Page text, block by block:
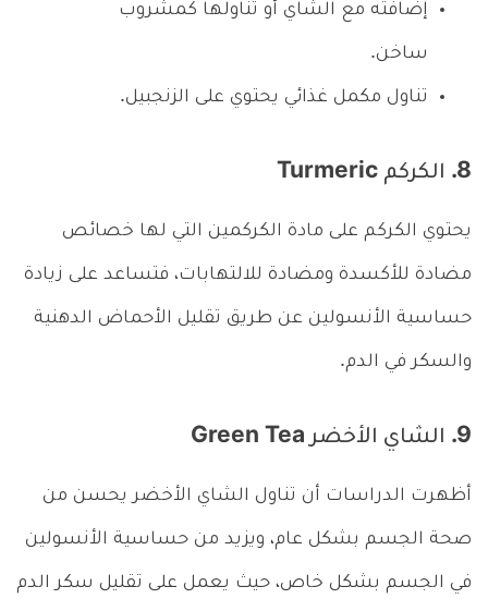
إضافته مع الشاي أو تناولها كمشروب
ساخن.
تناول مكمل غذائي يحتوي على الزنجبيل.
8. الكركم Turmeric
يحتوي الكركم على مادة الكركمين التي لها خصائص
مضادة للأكسدة ومضادة للالتهابات، فتساعد على زيادة
حساسية الأنسولين عن طريق تقليل الأحماض الدهنية
والسكر في الدم.
9. الشاي الأخضر Green Tea
أظهرت الدراسات أن تناول الشاي الأخضر يحسن من
صحة الجسم بشكل عام، ويزيد من حساسية الأنسولين
في الجسم بشكل خاص، حيث يعمل على تقليل سكر الدم